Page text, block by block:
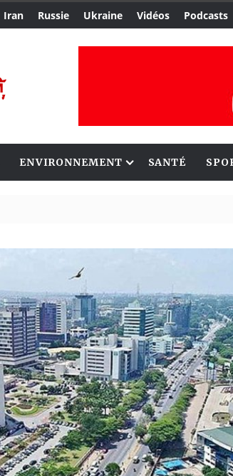
Iran Russie Ukraine Vidéos Podcasts
ENVIRONNEMENT SANTÉ
Les